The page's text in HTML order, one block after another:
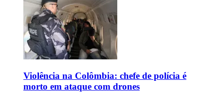
Violência na Colômbia: chefe de polícia é
morto em ataque com drones